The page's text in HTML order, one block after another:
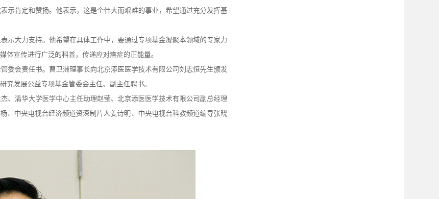
肯定和赞扬。他表示，这是个伟大而艰难的事业，希望通过充分发挥基
大力支持。他希望在具体工作中，要通过专项基金凝聚本领域的专家力
宣传进行广泛的科普，传递应对癌症的正能量。
会责任书。曹卫洲理事长向北京添医医学技术有限公司刘志恒先生颁发
究发展公益专项基金管委会主任、副主任聘书。
清华大学医学中心主任助理赵莹、北京添医医学技术有限公司副总经理
、中央电视台经济频道资深制片人姜诗明、中央电视台科教频道编导张晓